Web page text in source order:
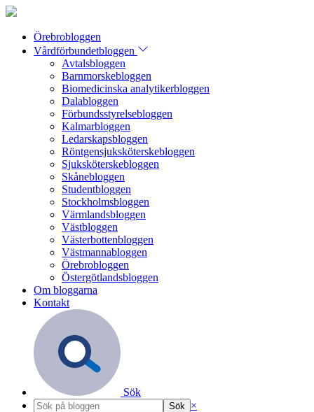
Örebrobloggen
Vårdförbundetbloggen
Avtalsbloggen
Barnmorskebloggen
Biomedicinska analytikerbloggen
Dalabloggen
Förbundsstyrelsebloggen
Kalmarbloggen
Ledarskapsbloggen
Röntgensjuksköterskebloggen
Sjuksköterskebloggen
Skånebloggen
Studentbloggen
Stockholmsbloggen
Värmlandsbloggen
Västbloggen
Västerbottenbloggen
Västmannabloggen
Örebrobloggen
Östergötlandsbloggen
Om bloggarna
Kontakt
Sök
×